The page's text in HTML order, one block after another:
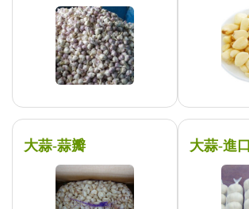
大蒜-蒜瓣 大蒜-進口